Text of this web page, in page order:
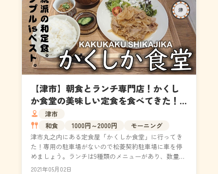
【津市】朝食とランチ専門店！かくし
か食堂の美味しい定食を食べてきた！
（駐車場・メニュー・営業時間）
津市
和食
1000円～2000円
モーニング
津市丸之内にある定食屋「かくしか食堂」に行ってき
た！専用の駐車場がないので松菱契約駐車場に車を停
めましょう。ランチは9種類のメニューがあり、数量限
定のかくしか定食がオススメ。朝食は7時30分～10時3...
2021年05月02日